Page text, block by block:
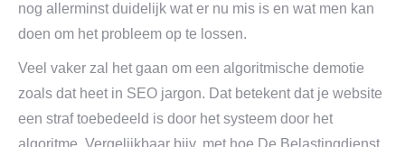
nog allerminst duidelijk wat er nu mis is en wat men kan
doen om het probleem op te lossen.
Veel vaker zal het gaan om een algoritmische demotie
zoals dat heet in SEO jargon. Dat betekent dat je website
een straf toebedeeld is door het systeem door het